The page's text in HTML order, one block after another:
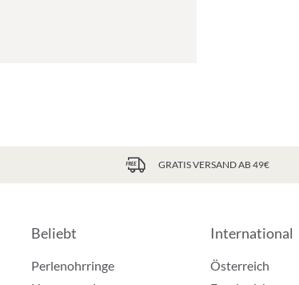
GRATIS VERSAND AB 49€
Beliebt
Perlenohrringe
International
Österreich